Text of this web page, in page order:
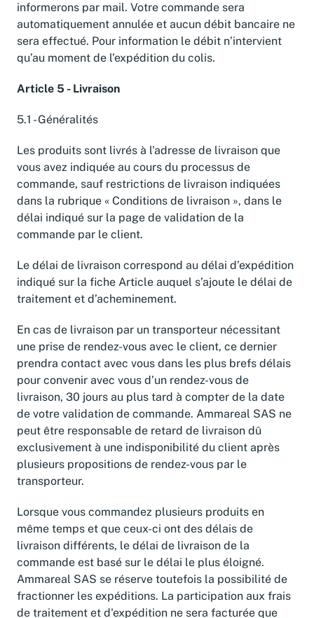
informerons par mail. Votre commande sera
automatiquement annulée et aucun débit bancaire ne
sera effectué. Pour information le débit n’intervient
qu’au moment de l’expédition du colis.
Article 5 - Livraison
5.1 - Généralités
Les produits sont livrés à l'adresse de livraison que
vous avez indiquée au cours du processus de
commande, sauf restrictions de livraison indiquées
dans la rubrique « Conditions de livraison », dans le
délai indiqué sur la page de validation de la
commande par le client.
Le délai de livraison correspond au délai d’expédition
indiqué sur la fiche Article auquel s’ajoute le délai de
traitement et d’acheminement.
En cas de livraison par un transporteur nécessitant
une prise de rendez-vous avec le client, ce dernier
prendra contact avec vous dans les plus brefs délais
pour convenir avec vous d’un rendez-vous de
livraison, 30 jours au plus tard à compter de la date
de votre validation de commande. Ammareal SAS ne
peut être responsable de retard de livraison dû
exclusivement à une indisponibilité du client après
plusieurs propositions de rendez-vous par le
transporteur.
Lorsque vous commandez plusieurs produits en
même temps et que ceux-ci ont des délais de
livraison différents, le délai de livraison de la
commande est basé sur le délai le plus éloigné.
Ammareal SAS se réserve toutefois la possibilité de
fractionner les expéditions. La participation aux frais
de traitement et d'expédition ne sera facturée que